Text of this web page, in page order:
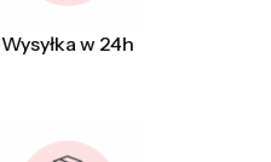
Wysyłka w 24h